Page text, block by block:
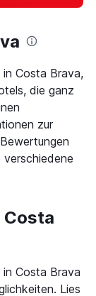
Costa Brava,
die ganz
zur
verschiedene
Costa Brava
Lies